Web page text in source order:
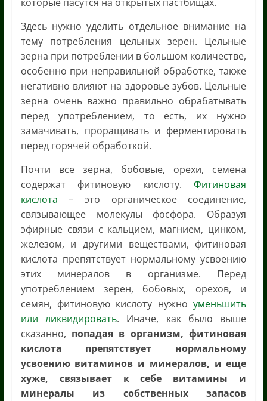
которые пасутся на открытых пастбищах.
Здесь нужно уделить отдельное внимание на
тему потребления цельных зерен. Цельные
зерна при потреблении в большом количестве,
особенно при неправильной обработке, также
негативно влияют на здоровье зубов. Цельные
зерна очень важно правильно обрабатывать
перед употреблением, то есть, их нужно
замачивать, проращивать и ферментировать
перед горячей обработкой.
Почти все зерна, бобовые, орехи, семена
содержат фитиновую кислоту.Фитиновая
кислота – это органическое соединение,
связывающее молекулы фосфора. Образуя
эфирные связи с кальцием, магнием, цинком,
железом, и другими веществами, фитиновая
кислота препятствует нормальному усвоению
этих минералов в организме. Перед
употреблением зерен, бобовых, орехов, и
семян, фитиновую кислоту нужноуменьшить
или ликвидировать. Иначе, как было выше
сказанно, попадая в организм, фитиновая
кислота препятствует нормальному
усвоению витаминов и минералов, и еще
хуже, связывает к себе витамины и
минералы из собственных запасов